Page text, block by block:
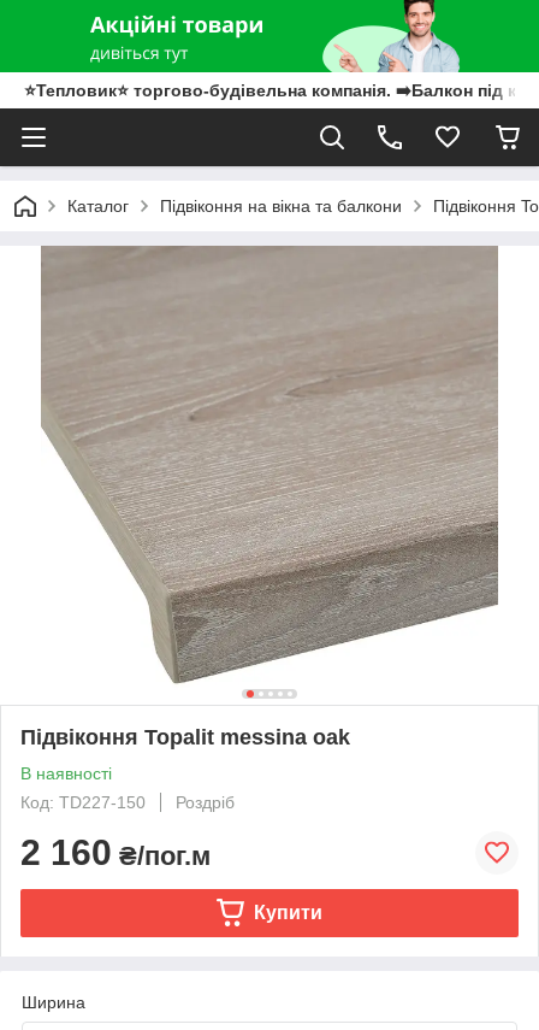
⭐Тепловик⭐ торгово-будівельна компанія. ➡️Балкон під
Каталог Підвіконня на вікна та балкони Підвіконня
Підвіконня Topalit messina oak
В наявності
Код: TD227-150
Роздріб
2 160 ₴/пог.м
Купити
Ширина